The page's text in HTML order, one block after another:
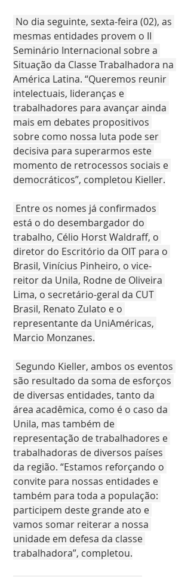
mesmas entidades provem o II
Seminário Internacional sobre a
Situação da Classe Trabalhadora na
América Latina. “Queremos reunir
intelectuais, lideranças e
trabalhadores para avançar ainda
mais em debates propositivos
sobre como nossa luta pode ser
decisiva para superarmos este
momento de retrocessos sociais e
democráticos”, completou Kieller.
está o do desembargador do
trabalho, Célio Horst Waldraff, o
diretor do Escritório da OIT para o
Brasil, Vinícius Pinheiro, o vice-
reitor da Unila, Rodne de Oliveira
Lima, o secretário-geral da CUT
Brasil, Renato Zulato e o
representante da UniAméricas,
Marcio Monzanes.
são resultado da soma de esforços
de diversas entidades, tanto da
área acadêmica, como é o caso da
Unila, mas também de
representação de trabalhadores e
trabalhadoras de diversos países
da região. “Estamos reforçando o
convite para nossas entidades e
também para toda a população:
participem deste grande ato e
vamos somar reiterar a nossa
unidade em defesa da classe
trabalhadora”, completou.